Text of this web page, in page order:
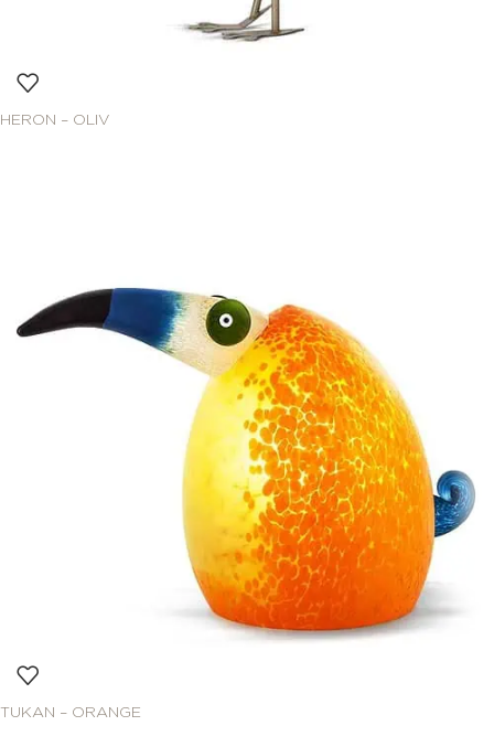
HERON – OLIV
TUKAN – ORANGE